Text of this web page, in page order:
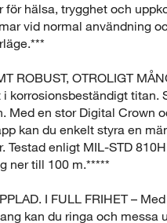
för hälsa, trygghet och
vid normal användning
ROBUST, OTROLIGT
i korrosionsbeständigt titan.
Med en stor Digital Crown
kan du enkelt styra en
Testad enligt MIL-STD
ner till 100 m.*****
I FULL FRIHET –
kan du ringa och messa